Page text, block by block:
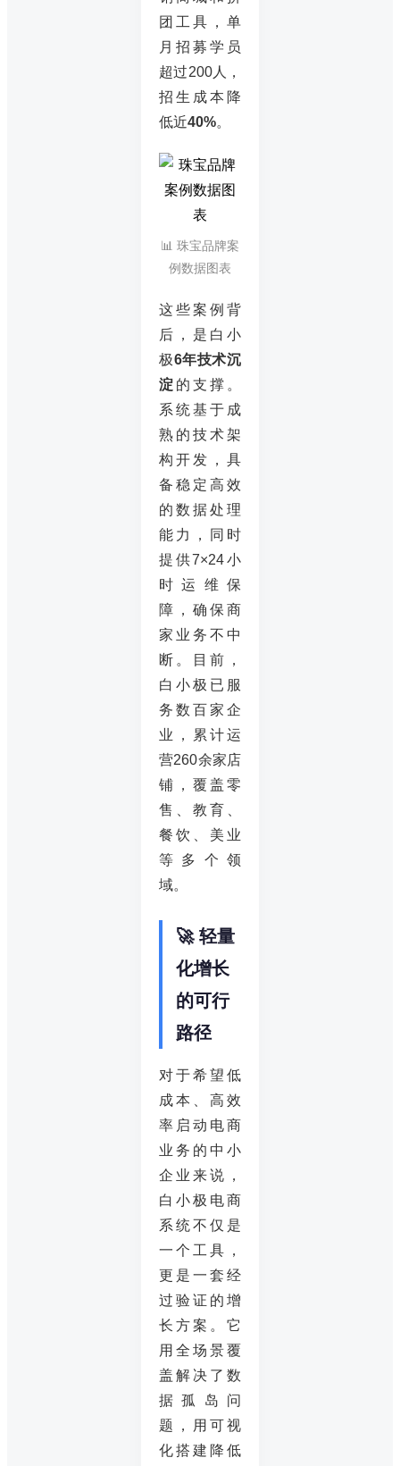
团工具，单
月招募学员
超过200人，
招生成本降
低近40%。
📊 珠宝品牌案
例数据图表
这些案例背
后，是白小
极6年技术沉
淀 的支撑。
系统基于成
熟的技术架
构开发，具
备稳定高效
的数据处理
能力，同时
提供7×24小
时运维保
障，确保商
家业务不中
断。目前，
白小极已服
务数百家企
业，累计运
营260余家店
铺，覆盖零
售、教育、
餐饮、美业
等多个领
域。
🚀 轻量
化增长
的可行
路径
对于希望低
成本、高效
率启动电商
业务的中小
企业来说，
白小极电商
系统不仅是
一个工具，
更是一套经
过验证的增
长方案。它
用全场景覆
盖解决了数
据孤岛问
题，用可视
化搭建降低